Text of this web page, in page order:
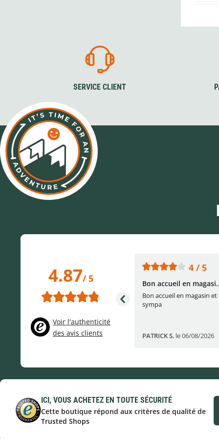
SERVICE CLIENT
4.87/ 5
Voir l'authenticité
des avis clients
5 / 5
L'accueil .
Pascale S le 04/08/2026
4 / 5
Bon accueil en
Bon accueil en magasin
sympa
PATRICK S, le 06/08/2026
ICI, VOUS ACHETEZ EN TOUTE SÉCURITÉ
Cette boutique répond aux critères de qualité de
Trusted Shops